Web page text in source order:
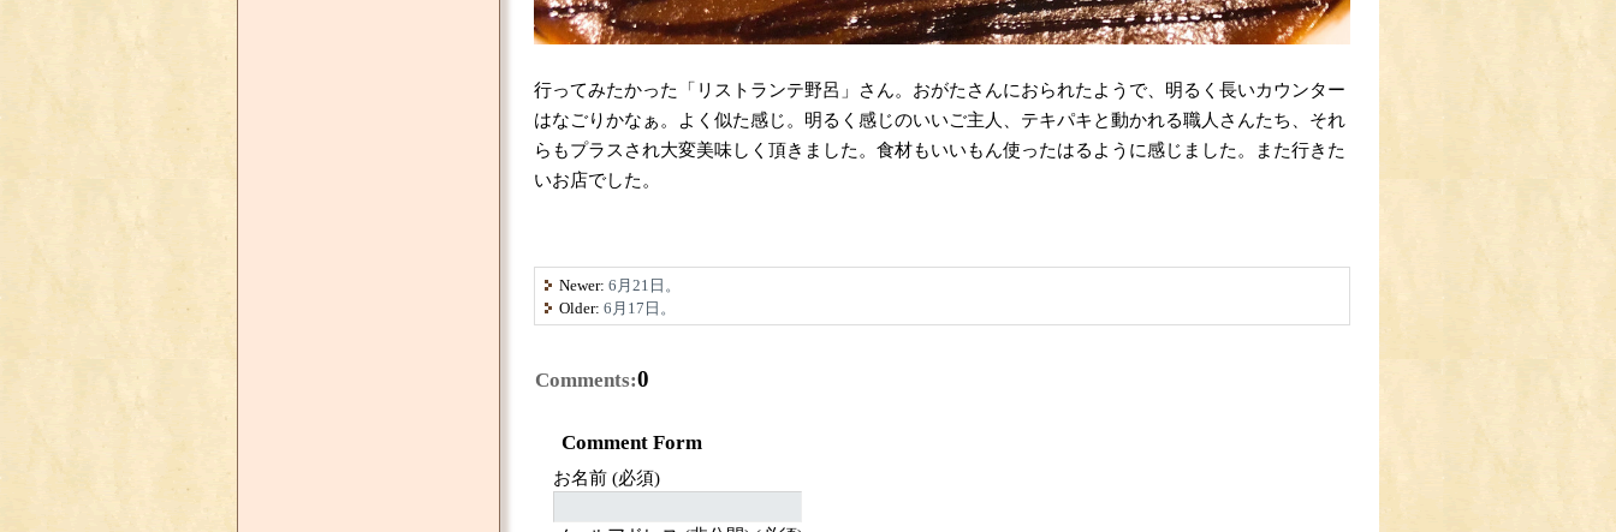
行ってみたかった「リストランテ野呂」さん。おがたさんにおられたようで、明るく長いカウンター
はなごりかなぁ。よく似た感じ。明るく感じのいいご主人、テキパキと動かれる職人さんたち、それ
らもプラスされ大変美味しく頂きました。食材もいいもん使ったはるように感じました。また行きた
いお店でした。
Newer:6月21日。
Older:6月17日。
Comments:0
Comment Form
お名前 (必須)